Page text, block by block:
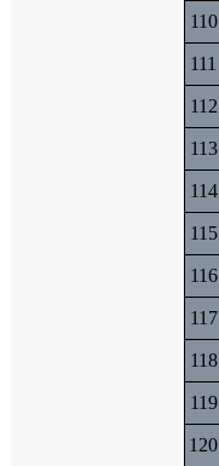
110
111
112
113
114
115
116
117
118
119
120